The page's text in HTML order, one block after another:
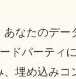
なたのデー
ドパーティ
、埋め込みコ